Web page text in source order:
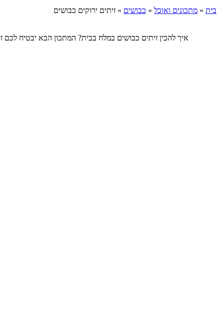
בית » מתכונים ואוכל » כבושים » זיתים ירוקים כבושים
איך להכין זיתים כבושים במלח בבית? המתכון הבא יבטיח לכם זיתים כבושים